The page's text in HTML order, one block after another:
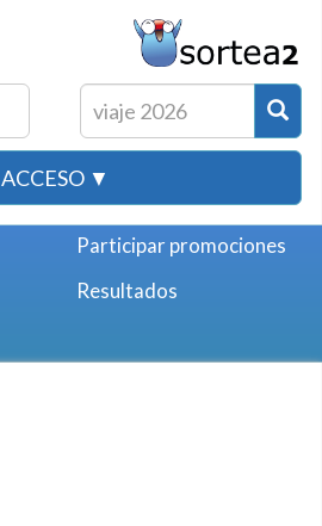
ACCESO ▼
Participar promociones
Resultados